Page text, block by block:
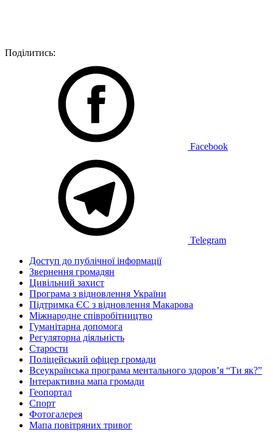
Поділитись:
Facebook
Telegram
Доступ до публічної інформації
Звернення громадян
Цивільний захист
Програма з відновлення України
Підтримка ЄС з відновлення Макарова
Міжнародне співробітництво
Гуманітарна допомога
Регуляторна діяльність
Старости
Поліцейський офіцер громади
Всеукраїнська програма ментального здоров’я “Ти як?”
Інтерактивна мапа громади
Геопортал
Спорт
Фотогалерея
Мапа повітряних тривог